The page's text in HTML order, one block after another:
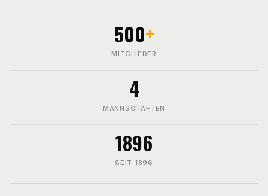
500+
MITGLIEDER
4
MANNSCHAFTEN
1896
SEIT 1896